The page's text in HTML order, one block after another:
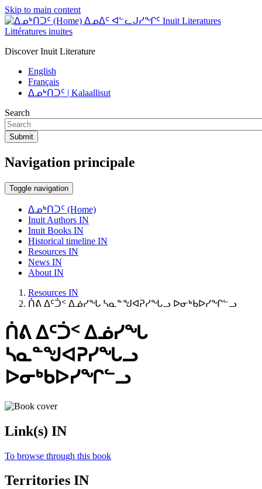
Skip to main content
ᐃᓄᐃᑦ ᐊᓪᓚᒍᓯᖏᑦ Inuit Literatures
Littératures inuites
Discover Inuit Literature
English
Français
ᐃᓄᒃᑎᑐᑦ | Kalaallisut
Search
Submit
Navigation principale
Toggle navigation
ᐃᓄᒃᑎᑐᑦ (Home)
Inuit Authors IN
Inuit Books IN
Historical timeline IN
Resources IN
News IN
About IN
Resources IN
ᑏᕕ ᐃᑦᑑᑉ ᐃᓅᓯᖓ ᓴᓇᓐᖑᐊᕈᓯᖓᓗ ᐅᓂᒃᑲᐅᓯᖏᓪᓗ
ᑏᕕ ᐃᑦᑑᑉ ᐃᓅᓯᖓ
ᓴᓇᓐᖑᐊᕈᓯᖓᓗ
ᐅᓂᒃᑲᐅᓯᖏᓪᓗ
Link(s) IN
To browse through this book
Territories IN